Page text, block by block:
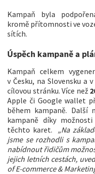
Kampaň byla
kromě přítomnosti ve
sítích.
Úspěch kampaně a
Kampaň celkem
v Česku, na Slovensku a
cílovou stránku. Více než
Apple či Google wallet
během kampaně. Další
kampaně díky
těchto karet. „Na
jsme se rozhodli s
nabídnout řidičům
jejich letních cestách,
of E-commerce &